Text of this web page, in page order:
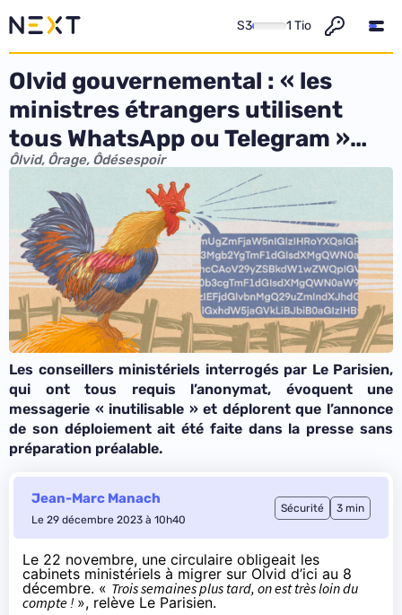
S3 1 Tio
Olvid gouvernemental : « les
ministres étrangers utilisent
tous WhatsApp ou Telegram »…
Ôlvid, Ôrage, Ôdésespoir
Les conseillers ministériels interrogés par Le Parisien,
qui ont tous requis l’anonymat, évoquent une
messagerie « inutilisable » et déplorent que l’annonce
de son déploiement ait été faite dans la presse sans
préparation préalable.
Jean-Marc Manach
Le 29 décembre 2023 à 10h40
Sécurité 3 min
Le 22 novembre, une circulaire obligeait les
cabinets ministériels à migrer sur Olvid d’ici au 8
décembre. « Trois semaines plus tard, on est très loin du
compte ! », relève Le Parisien.